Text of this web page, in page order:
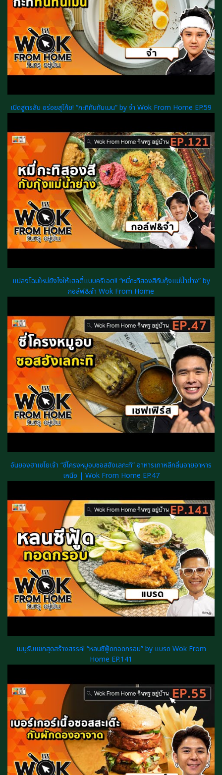
เปิดสูตรลับ อร่อยสุโก้ย! “กะทิทันทันเมน” by จ๋า Wok From Home EP.59
แปลงโฉมใหม่ยังไงให้เฮลตี้แบบครีเอต!! “หมี่กะทิสองสีกับกุ้งแม่น้ำย่าง” by
กอล์ฟ&จ๋า Wok From Home
อันยองฮาเซโยเจ้า “ซี่โครงหมูอบซอสฮังเลกะทิ” อาหารเกาหลีกลิ่นอายอาหาร
เหนือ | Wok From Home EP.47
เมนูรับแขกสุดสร้างสรรค์! “หลนซีฟู้ดทอดกรอบ” by แบรด Wok From
Home EP.141